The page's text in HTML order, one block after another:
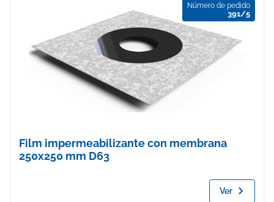
Número de pedido
391/5
Film impermeabilizante con membrana
250x250 mm D63
Ver